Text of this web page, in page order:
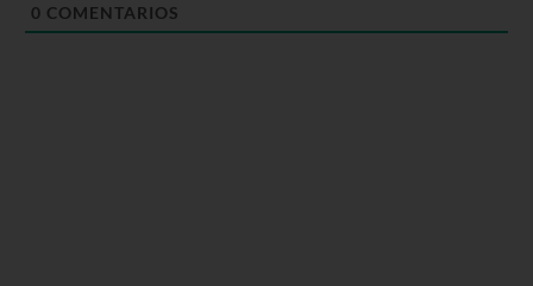
0 COMENTARIOS